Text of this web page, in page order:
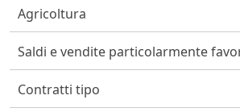
Agricoltura
Saldi e vendite particolarmente
Contratti tipo